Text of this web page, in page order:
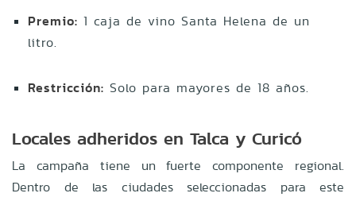
Premio: 1 caja de vino Santa Helena de un
litro.
Restricción: Solo para mayores de 18 años.
Locales adheridos en Talca y Curicó
La campaña tiene un fuerte componente regional.
Dentro de las ciudades seleccionadas para este